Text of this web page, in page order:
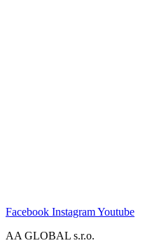
Facebook InstagramYoutube
AA GLOBAL s.r.o.